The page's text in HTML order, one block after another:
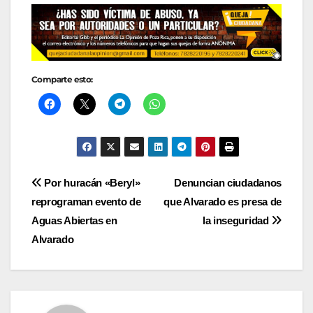
Comparte esto:
Navegación
de
entradas
Denuncian ciudadanos
que Alvarado es presa de
la inseguridad
Por huracán «Beryl»
reprograman evento de
Aguas Abiertas en
Alvarado